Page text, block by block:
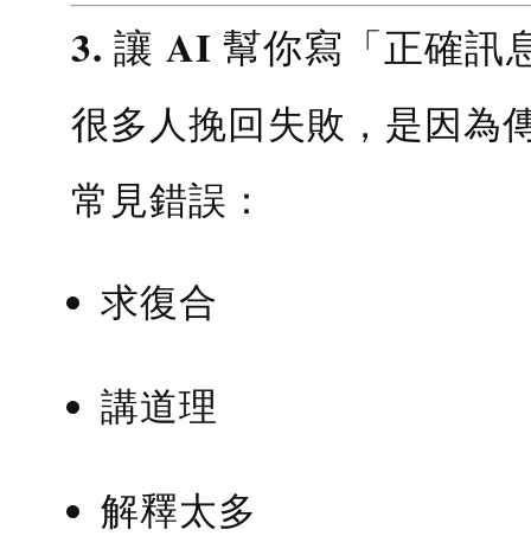
3. 讓 AI 幫你寫「正確訊
很多人挽回失敗，是因為
常見錯誤：
求復合
講道理
解釋太多